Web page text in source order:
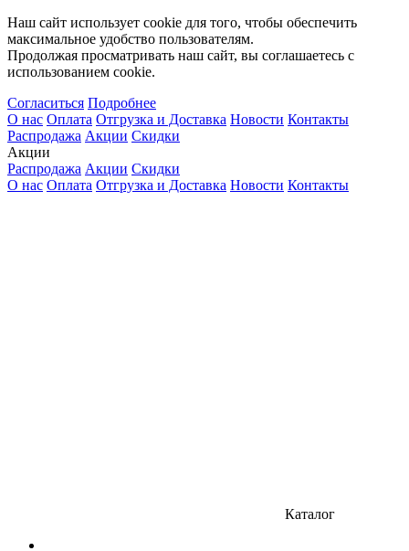
Наш сайт использует cookie для того, чтобы обеспечить
максимальное удобство пользователям.
Продолжая просматривать наш сайт, вы соглашаетесь с
использованием cookie.
Согласиться Подробнее
О нас Оплата Отгрузка и Доставка Новости Контакты
Распродажа Акции Скидки
Акции
Распродажа Акции Скидки
О нас Оплата Отгрузка и Доставка Новости Контакты
Каталог